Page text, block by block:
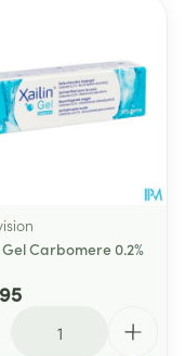
Carbomere 0.2%